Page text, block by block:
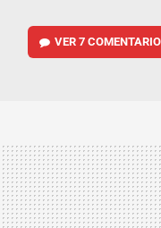
VER7